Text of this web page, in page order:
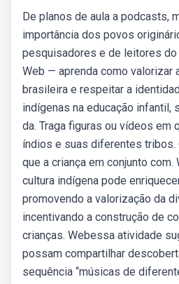
De planos de aula a podcasts,
importância dos povos
pesquisadores e de leitores do
Web — aprenda como valorizar
brasileira e respeitar a
indígenas na educação infantil,
da. Traga figuras ou vídeos em
índios e suas diferentes
que a criança em conjunto com.
cultura indígena pode
promovendo a valorização da
incentivando a construção de
crianças. Webessa atividade
possam compartilhar
sequência “músicas de